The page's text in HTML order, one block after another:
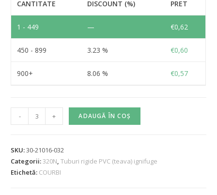
CANTITATE DISCOUNT (%) PRET
1 - 449 — €0,62
450 - 899 3.23 % €0,60
900+ 8.06 % €0,57
- + ADAUGĂ ÎN COȘ
SKU:30-21016-032
Categorii:320N,Tuburi rigide PVC (teava) ignifuge
Etichetă: COURBI